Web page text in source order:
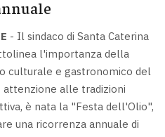
- Il sindaco di Santa Caterina
l'importanza della
culturale e gastronomico del
alle tradizioni
è nata la "Festa dell'Olio",
una ricorrenza annuale di